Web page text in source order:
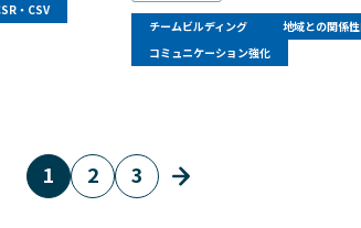
・CSV
チームビルディング
地域との関係
コミュニケーション強化
1 2 3